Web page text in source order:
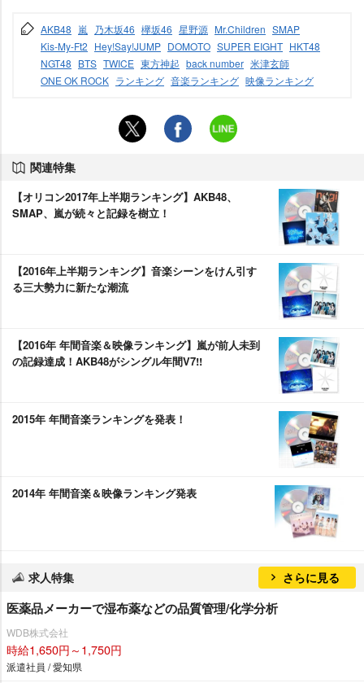
AKB48 嵐 乃木坂46 欅坂46 星野源 Mr.Children SMAP
Kis-My-Ft2 Hey!Say!JUMP DOMOTO SUPER EIGHT HKT48
NGT48 BTS TWICE 東方神起 back number 米津玄師
ONE OK ROCK ランキング 音楽ランキング 映像ランキング
関連特集
【オリコン2017年上半期ランキング】AKB48、
SMAP、嵐が続々と記録を樹立！
【2016年上半期ランキング】音楽シーンをけん引す
る三大勢力に新たな潮流
【2016年 年間音楽＆映像ランキング】嵐が前人未到
の記録達成！AKB48がシングル年間V7!!
2015年 年間音楽ランキングを発表！
2014年 年間音楽＆映像ランキング発表
求人特集 さらに見る
医薬品メーカーで湿布薬などの品質管理/化学分析
WDB株式会社
時給1,650円～1,750円
派遣社員 / 愛知県